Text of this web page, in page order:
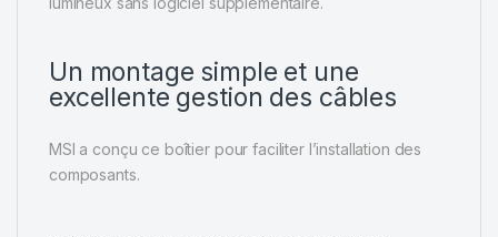
Un montage simple et une
excellente gestion des câbles
MSI a conçu ce boîtier pour faciliter l’installation des
composants.